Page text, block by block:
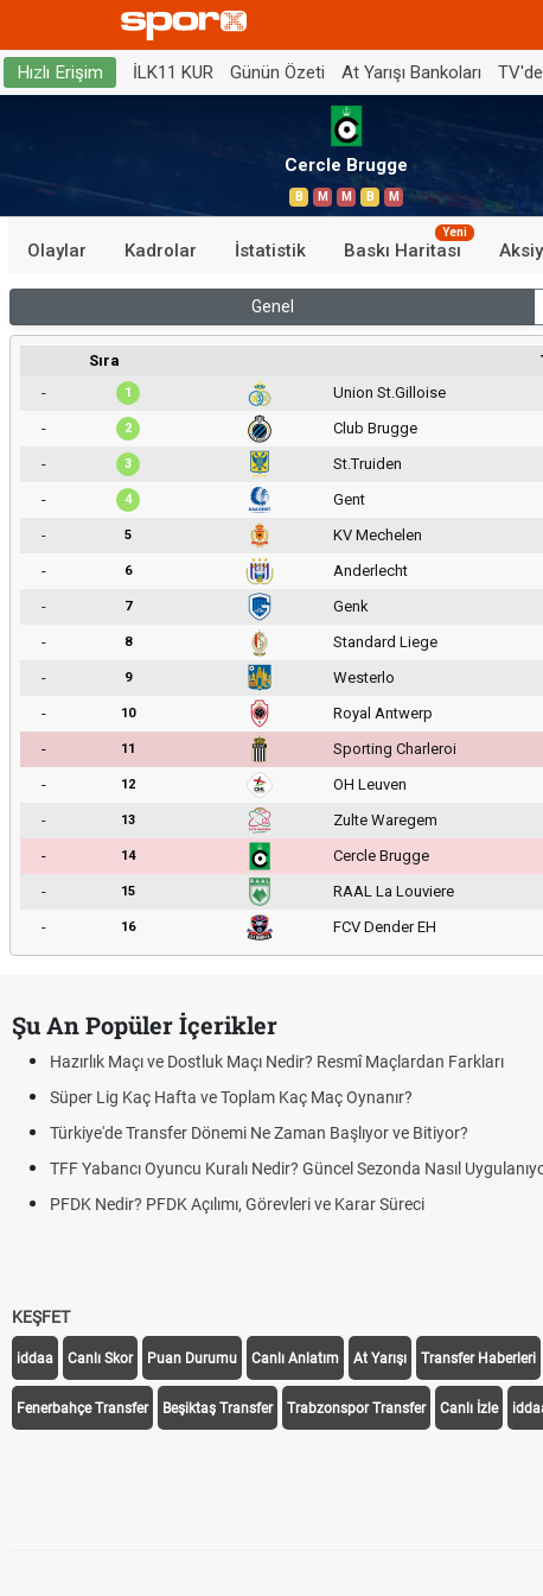
Hızlı Erişim İLK11 KUR Günün Özeti At Yarışı Bankoları
Cercle Brugge
B M M B M
Olaylar Kadrolar İstatistik Baskı Haritası
Yeni
Genel
Sıra
-
1 Union St.Gilloise
-
2 Club Brugge
-
3 St.Truiden
-
4 Gent
-
5 KV Mechelen
-
6 Anderlecht
-
7 Genk
-
8 Standard Liege
-
9 Westerlo
-
10 Royal Antwerp
-
11 Sporting Charleroi
-
12 OH Leuven
-
13 Zulte Waregem
-
14 Cercle Brugge
-
15 RAAL La Louviere
-
16 FCV Dender EH
Şu An Popüler İçerikler
Hazırlık Maçı ve Dostluk Maçı Nedir? Resmî Maçlardan Farkları
Süper Lig Kaç Hafta ve Toplam Kaç Maç Oynanır?
Türkiye'de Transfer Dönemi Ne Zaman Başlıyor ve Bitiyor?
TFF Yabancı Oyuncu Kuralı Nedir? Güncel Sezonda Nasıl
PFDK Nedir? PFDK Açılımı, Görevleri ve Karar Süreci
KEŞFET
iddaa Canlı Skor Puan Durumu Canlı Anlatım At Yarışı Transfer Haberleri
Fenerbahçe Transfer Beşiktaş Transfer Trabzonspor Transfer Canlı İzle